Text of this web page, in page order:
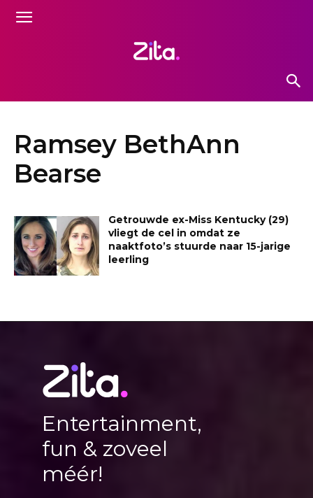
Ramsey BethAnn
Bearse
Getrouwde ex-Miss Kentucky (29)
vliegt de cel in omdat ze
naaktfoto’s stuurde naar 15-jarige
leerling
Entertainment,
fun & zoveel
méér!